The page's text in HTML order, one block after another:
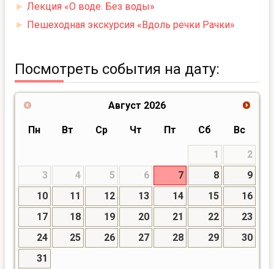
► Лекция «О воде. Без воды»
► Пешеходная экскурсия «Вдоль речки Рачки»
Посмотреть события на дату:
Август 2026
Пн Вт Ср Чт Пт Сб Вс
1
2
3
4 5 6 7 8
9
10
11 12 13 14 15
16
17
18 19 20 21 22
23
24
25 26 27 28 29
30
31